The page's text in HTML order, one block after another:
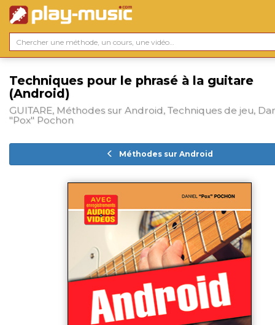
Techniques pour le phrasé à la guitare
(Android)
GUITARE, Méthodes sur Android, Techniques de jeu,
"Pox" Pochon
Méthodes sur Android